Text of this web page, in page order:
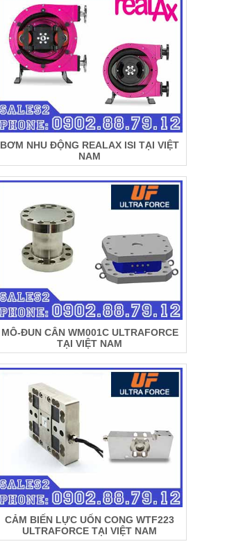
BƠM NHU ĐỘNG REALAX ISI TẠI VIỆT
NAM
MÔ-ĐUN CÂN WM001C ULTRAFORCE
TẠI VIỆT NAM
CẢM BIẾN LỰC UỐN CONG WTF223
ULTRAFORCE TẠI VIỆT NAM